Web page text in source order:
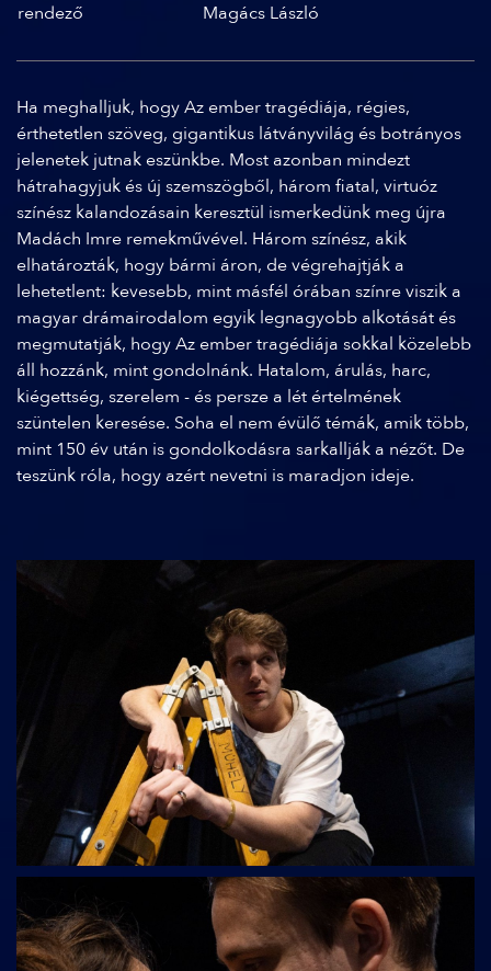
rendező
Magács László
Ha meghalljuk, hogy Az ember tragédiája, régies,
érthetetlen szöveg, gigantikus látványvilág és botrányos
jelenetek jutnak eszünkbe. Most azonban mindezt
hátrahagyjuk és új szemszögből, három fiatal, virtuóz
színész kalandozásain keresztül ismerkedünk meg újra
Madách Imre remekművével. Három színész, akik
elhatározták, hogy bármi áron, de végrehajtják a
lehetetlent: kevesebb, mint másfél órában színre viszik a
magyar drámairodalom egyik legnagyobb alkotását és
megmutatják, hogy Az ember tragédiája sokkal közelebb
áll hozzánk, mint gondolnánk. Hatalom, árulás, harc,
kiégettség, szerelem - és persze a lét értelmének
szüntelen keresése. Soha el nem évülő témák, amik több,
mint 150 év után is gondolkodásra sarkallják a nézőt. De
teszünk róla, hogy azért nevetni is maradjon ideje.